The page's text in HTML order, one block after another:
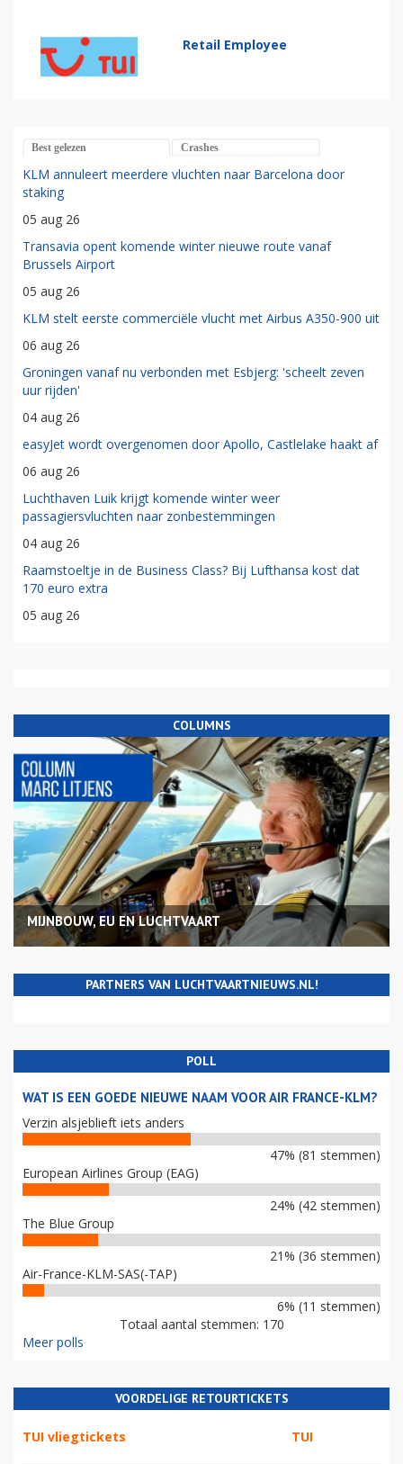
Retail Employee
Best gelezen Crashes
KLM annuleert meerdere vluchten naar Barcelona door
staking
05 aug 26
Transavia opent komende winter nieuwe route vanaf
Brussels Airport
05 aug 26
KLM stelt eerste commerciële vlucht met Airbus A350-900 uit
06 aug 26
Groningen vanaf nu verbonden met Esbjerg: 'scheelt zeven
uur rijden'
04 aug 26
easyJet wordt overgenomen door Apollo, Castlelake haakt af
06 aug 26
Luchthaven Luik krijgt komende winter weer
passagiersvluchten naar zonbestemmingen
04 aug 26
Raamstoeltje in de Business Class? Bij Lufthansa kost dat
170 euro extra
05 aug 26
COLUMNS
MIJNBOUW, EU EN LUCHTVAART
PARTNERS VAN LUCHTVAARTNIEUWS.NL!
POLL
WAT IS EEN GOEDE NIEUWE NAAM VOOR AIR FRANCE-KLM?
Verzin alsjeblieft iets anders
47% (81 stemmen)
European Airlines Group (EAG)
24% (42 stemmen)
The Blue Group
21% (36 stemmen)
Air-France-KLM-SAS(-TAP)
6% (11 stemmen)
Totaal aantal stemmen: 170
Meer polls
VOORDELIGE RETOURTICKETS
TUI vliegtickets TUI